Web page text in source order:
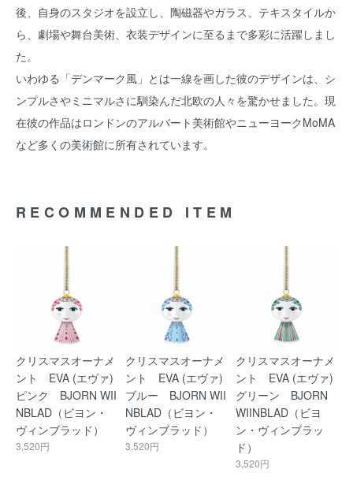
後、自身のスタジオを設立し、陶磁器やガラス、テキスタイルか
ら、劇場や舞台美術、衣装デザインに至るまで多彩に活躍しまし
た。
いわゆる「デンマーク風」とは一線を画した彼のデザインは、シ
ンプルさやミニマルさに馴染んだ北欧の人々を驚かせました。現
在彼の作品はロンドンのアルバート美術館やニューヨークMoMA
など多くの美術館に所有されています。
RECOMMENDED ITEM
クリスマスオーナメ
ント EVA (エヴァ)
ピンク BJORN WII
NBLAD（ビヨン・
ヴィンブラッド）
3,520円
クリスマスオーナメ
ント EVA (エヴァ)
ブルー BJORN WII
NBLAD（ビヨン・
ヴィンブラッド）
3,520円
クリスマスオーナメ
ント EVA (エヴァ)
グリーン BJORN
WIINBLAD（ビヨ
ン・ヴィンブラッ
ド）
3,520円